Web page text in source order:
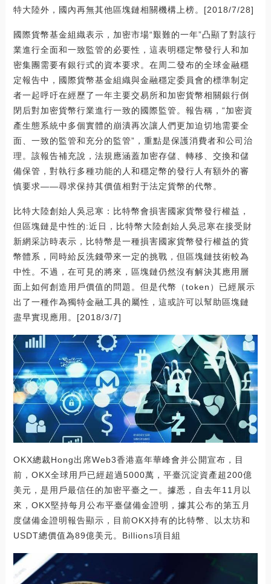
特大陸外，國內再無其他區塊鏈相關機構上榜。[2018/7/28]
國際貨幣基金組織表示，加密市場“艱難的一年”凸顯了對該行
業進行全面和一致監管的必要性，這表明穩定幣發行人和加
密集團需要有銀行式的資本要求。在周二發布的全球金融穩
定報告中，國際貨幣基金組織與金融穩定委員會的標準制定
者一起呼吁在經歷了一年主要交易所和加密貨幣相關銀行倒
閉后對加密貨幣行業進行一致的國際監管。報告稱，“加密資
產生態系統中多個實體的崩潰再次讓人們更加迫切地需要全
面、一致的監管和充分的監管”，重點是保護消費者和公司治
理。該報告補充說，法規應涵蓋加密存儲、轉移、交換和儲
備保管，對執行多種功能的人和穩定幣的發行人有額外的審
慎要求——尋求保持其價值相對于法定貨幣的代幣。
比特大陸創始人吳忌寒：比特幣會損害國家貨幣發行權益，
但區塊鏈是中性的:近日，比特幣大陸創始人吳忌寒在接受財
新網采訪時表示，比特幣是一種損害國家貨幣發行權益的貨
幣體系，同時給反洗錢帶來一定的挑戰，但區塊鏈技術較為
中性。不過，在可見的將來，區塊鏈仍然沒有解決其應用層
面上如何創造用戶價值的問題。但是代幣（token）已經展示
出了一種作為獨特金融工具的屬性，這或許可以幫助區塊鏈
盡早實現應用。[2018/3/7]
OKX總裁Hong出席Web3香港嘉年華峰會并公開宣布，目
前，OKX全球用戶已經超過5000萬，平臺沉淀資產超200億
美元，是用戶最信任的加密平臺之一。據悉，自去年11月以
來，OKX堅持每月公布平臺儲備金證明，據其公布的第五月
度儲備金證明報告顯示，目前OKX持有的比特幣、以太坊和
USDT總價值為89億美元。Billions項目組